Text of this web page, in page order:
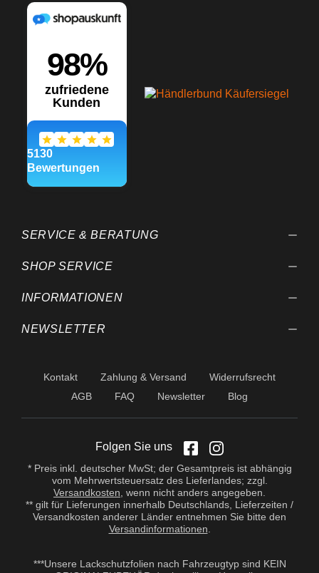
SERVICE & BERATUNG
SHOP SERVICE
INFORMATIONEN
NEWSLETTER
Kontakt Zahlung & Versand
Widerrufsrecht
AGB
FAQ Newsletter Blog
Folgen Sie uns
* Preis inkl. deutscher MwSt; der Gesamtpreis ist abhängig
vom Mehrwertsteuersatz des Lieferlandes; zzgl.
Versandkosten , wenn nicht anders angegeben.
** gilt für Lieferungen innerhalb Deutschlands, Lieferzeiten /
Versandkosten anderer Länder entnehmen Sie bitte den
Versandinformationen
***Unsere Lackschutzfolien nach Fahrzeugtyp sind KEIN